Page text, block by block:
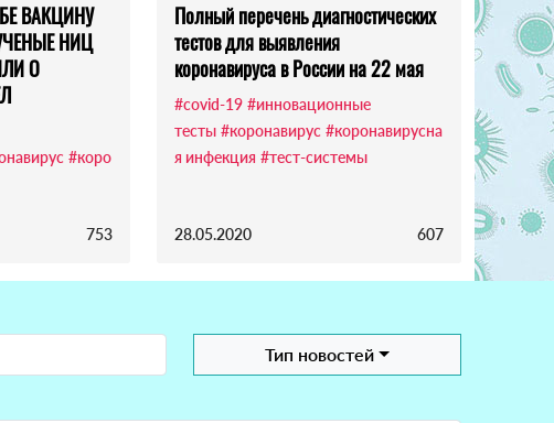
ВАКЦИНУ
НИЦ
О
#коро
753
Полный перечень диагностических
тестов для выявления
коронавируса в России на 22 мая
#covid-19 #инновационные
тесты #коронавирус #коронавирусна
я инфекция #тест-системы
28.05.2020 607
Тип новостей